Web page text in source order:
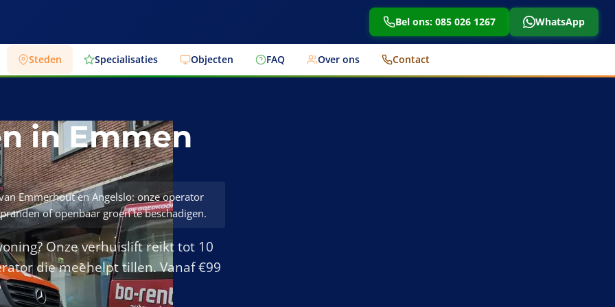
Bel ons: 085 026 1267 WhatsApp
Steden Specialisaties Objecten FAQ Over ons Contact
in Emmen
Emmerhout en Angelslo: onze operator
of openbaar groen te beschadigen.
Onze verhuislift reikt tot 10
die meehelpt tillen. Vanaf €99